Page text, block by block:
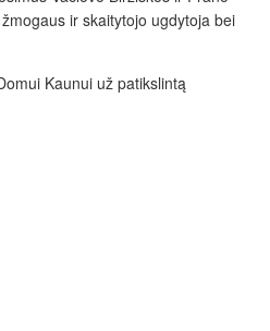
ir skaitytojo ugdytoja bei
Kaunui už patikslintą